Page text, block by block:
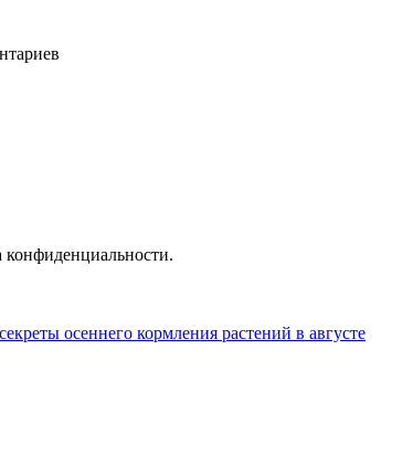
осеннего кормления растений в августе